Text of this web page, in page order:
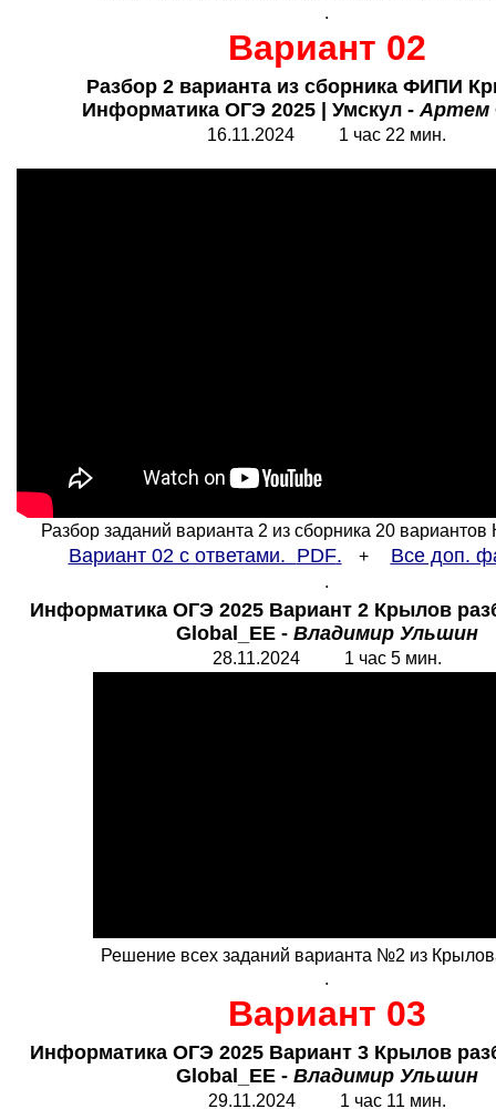
.
Вариант 02
Разбор 2 варианта из сборника ФИПИ
Информатика ОГЭ 2025 | Умскул -Артем
16.11.2024 1 час 22 мин.
Разбор заданий варианта 2 из сборника 20
Вариант 02 с ответами. PDF. + Все доп.
.
Информатика ОГЭ 2025 Вариант 2 Крылов
Global_EE- Владимир Ульшин
28.11.20241 час 5 мин.
Решение всех заданий варианта №2 из
.
Вариант 03
Информатика ОГЭ 2025 Вариант 3 Крылов
Global_EE- Владимир Ульшин
29.11.2024 1 час 11 мин.